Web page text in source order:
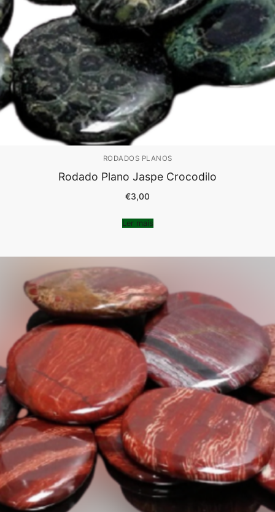
RODADOS PLANOS
Rodado Plano Jaspe Crocodilo
€3,00
Ler mais